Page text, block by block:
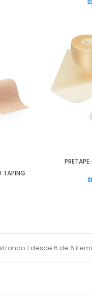
TAPING
1 desde 6 de 6